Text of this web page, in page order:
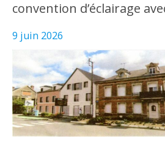
convention d’éclairage
9 juin 2026